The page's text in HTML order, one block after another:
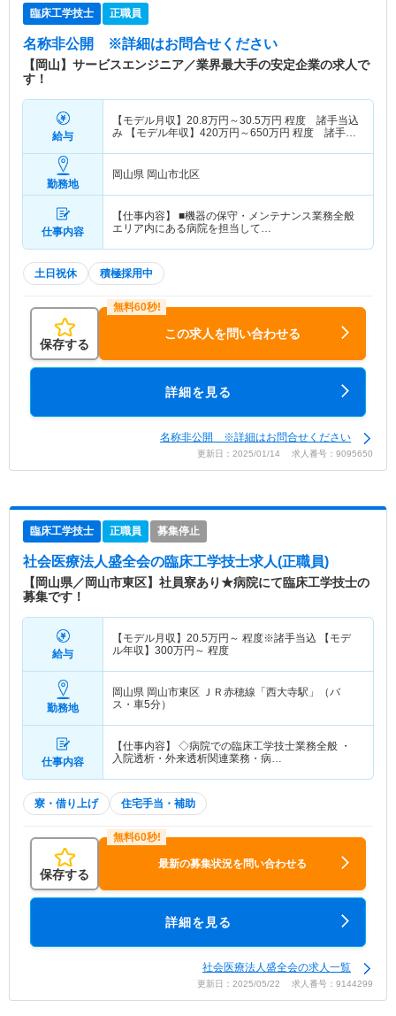
臨床工学技士 正職員
名称非公開 ※詳細はお問合せください
【岡山】サービスエンジニア／業界最大手の安定企業の求人で
す！
給与
【モデル月収】 20.8万円～30.5万円 程度 諸手当込
み 【モデル年収】 420万円～650万円 程度 諸手当
勤務地
岡山県 岡山市北区
仕事内容
【仕事内容】 ■機器の保守・メンテナンス業務全般
エリア内にある病院を担当して…
土日祝休 積極採用中
保存する
この求人を問い合わせる
詳細を見る
名称非公開 ※詳細はお問合せください
更新日：2025/01/14 求人番号：9095650
臨床工学技士 正職員 募集停止
社会医療法人盛全会の臨床工学技士求人(正職員)
【岡山県／岡山市東区】社員寮あり★病院にて臨床工学技士の
募集です！
給与
【モデル月収】 20.5万円～ 程度※諸手当込 【モデ
ル年収】 300万円～ 程度
勤務地
岡山県 岡山市東区 ＪＲ赤穂線「西大寺駅」（バ
ス・車5分）
仕事内容
【仕事内容】 ◇病院での臨床工学技士業務全般 ・
入院透析・外来透析関連業務・病…
寮・借り上げ 住宅手当・補助
保存する
最新の募集状況を問い合わせる
詳細を見る
社会医療法人盛全会の求人一覧
更新日：2025/05/22 求人番号：9144299